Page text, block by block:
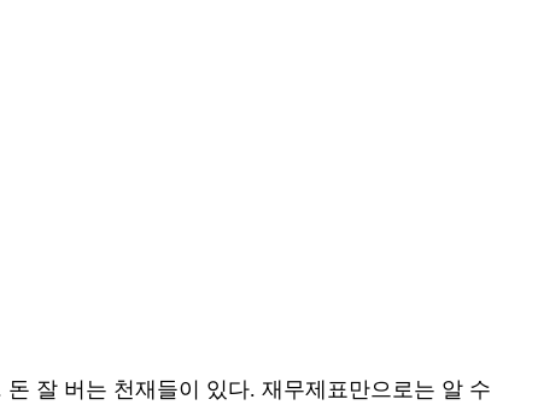
잘 버는 천재들이 있다. 재무제표만으로는 알 수